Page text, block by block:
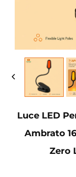
Luce LED
Ambrato
Zero